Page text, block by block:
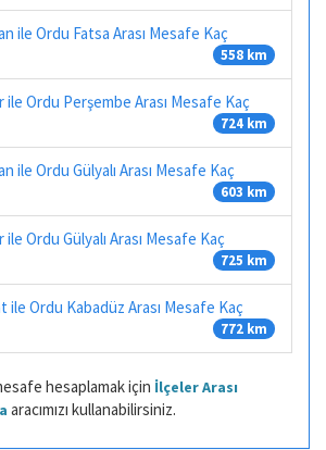
ile Ordu Fatsa Arası Mesafe Kaç
558 km
ile Ordu Perşembe Arası Mesafe Kaç
724 km
ile Ordu Gülyalı Arası Mesafe Kaç
603 km
ile Ordu Gülyalı Arası Mesafe Kaç
725 km
ile Ordu Kabadüz Arası Mesafe Kaç
772 km
hesaplamak için İlçeler Arası
aracımızı kullanabilirsiniz.